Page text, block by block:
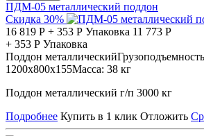
ПДМ-05 металлический поддон
Скидка 30%
16 819 Р + 353 Р Упаковка 11 773 Р
+ 353 Р Упаковка
Поддон металлический
1200х800х155Масса: 38 кг
Поддон металлический г/п 3000 кг
Подробнее Купить в 1 клик Отложить